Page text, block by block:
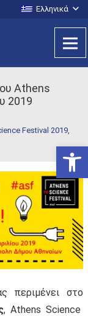
Ελληνικά
Athens
2019
Festival 2019,
περιμένει στο
, Athens Science